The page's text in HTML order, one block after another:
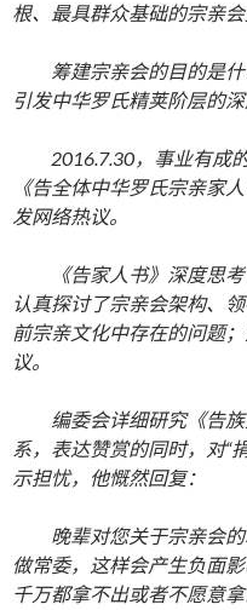
根、最具群众基础的宗亲会
筹建宗亲会的目的是
引发中华罗氏精荚阶层的深
2016.7.30，事业有成
《告全体中华罗氏宗亲家
发网络热议。
《告家人书》深度思
认真探讨了宗亲会架构、
前宗亲文化中存在的问题
议。
编委会详细研究《告
系，表达赞赏的同时，对“
示担忧，他慨然回复：
晚辈对您关于宗亲会
做常委，这样会产生负面
千万都拿不出或者不愿意